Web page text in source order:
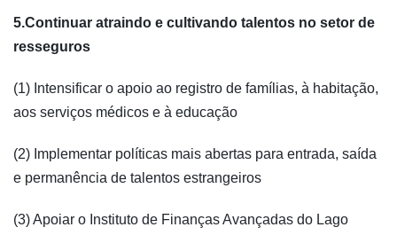
5.Continuar atraindo e cultivando talentos no setor de
resseguros
(1) Intensificar o apoio ao registro de famílias, à habitação,
aos serviços médicos e à educação
(2) Implementar políticas mais abertas para entrada, saída
e permanência de talentos estrangeiros
(3) Apoiar o Instituto de Finanças Avançadas do Lago